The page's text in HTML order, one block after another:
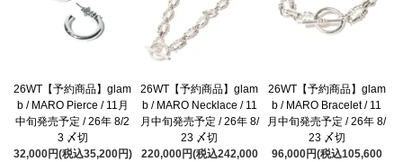
26WT【予約商品】glam
b / MARO Pierce / 11月
中旬発売予定 / 26年 8/2
3 〆切
32,000円(税込35,200円)
26WT【予約商品】glam
b / MARO Necklace / 11
月中旬発売予定 / 26年 8/
23 〆切
220,000円(税込242,000
26WT【予約商品】glam
b / MARO Bracelet / 11
月中旬発売予定 / 26年 8/
23 〆切
96,000円(税込105,600